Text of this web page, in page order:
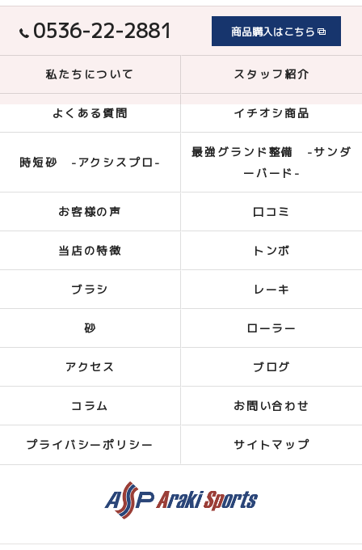
0536-22-2881 商品購入はこちら
私たちについて スタッフ紹介
よくある質問 イチオシ商品
時短砂 -アクシスプロ-
最強グランド整備 -サンダ
ーバード-
お客様の声 口コミ
当店の特徴 トンボ
ブラシ レーキ
砂 ローラー
アクセス ブログ
コラム お問い合わせ
プライバシーポリシー サイトマップ